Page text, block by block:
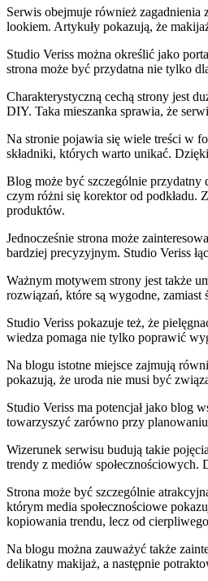
Serwis obejmuje również zagadnienia
lookiem. Artykuły pokazują, że
Studio Veriss można określić jako
strona może być przydatna nie tylko
Charakterystyczną cechą strony jest
DIY. Taka mieszanka sprawia, że
Na stronie pojawia się wiele treści w
składniki, których warto unikać.
Blog może być szczególnie przydatny
czym różni się korektor od podkładu.
produktów.
Jednocześnie strona może
bardziej precyzyjnym. Studio Veriss
Ważnym motywem strony jest także
rozwiązań, które są wygodne,
Studio Veriss pokazuje też, że
wiedza pomaga nie tylko poprawić
Na blogu istotne miejsce zajmują
pokazują, że uroda nie musi być
Studio Veriss ma potencjał jako blog
towarzyszyć zarówno przy
Wizerunek serwisu budują takie
trendy z mediów społecznościowych.
Strona może być szczególnie
którym media społecznościowe
kopiowania trendu, lecz od
Na blogu można zauważyć także
delikatny makijaż, a następnie